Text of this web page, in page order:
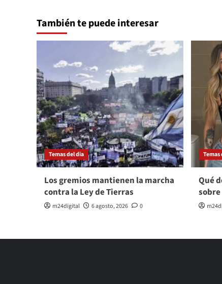
También te puede interesar
Temas del dia
Los gremios mantienen la marcha
contra la Ley de Tierras
m24digital 6 agosto, 2026 0
Temas
Qué